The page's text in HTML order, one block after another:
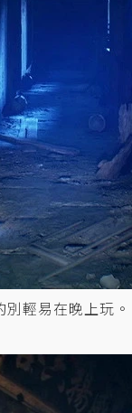
輕易在晚上玩。